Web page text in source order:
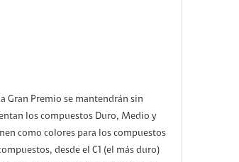
Gran Premio se mantendrán sin
los compuestos Duro, Medio y
como colores para los compuestos
desde el C1 (el más duro)